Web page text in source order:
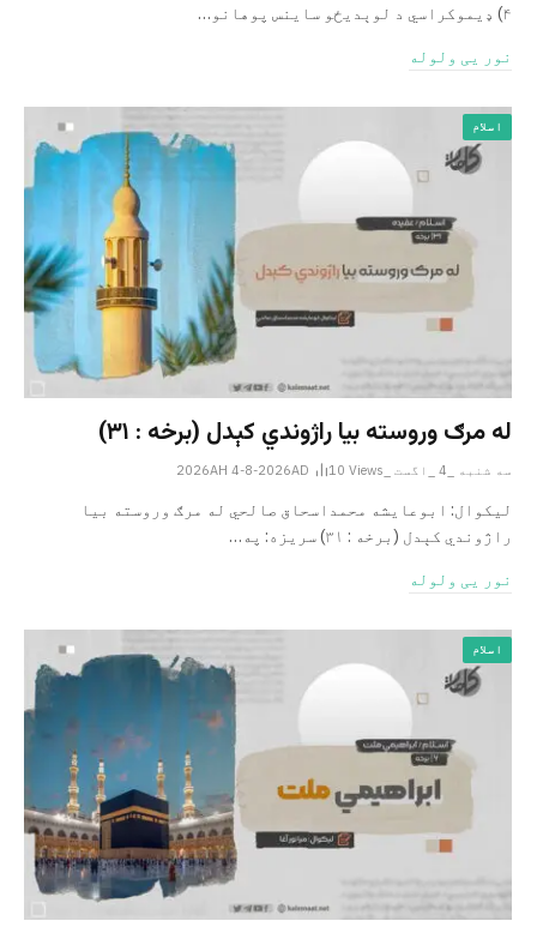
۴) ډیموکراسي د لوېدیځو ساینس پوهانو…
نور یی ولوله
اسلام
له مرګ وروسته بیا راژوندي کېدل (برخه : ۳۱)
سه شنبه _4 _اگست _2026AH 4-8-2026AD 10 Views
لیکوال: ابوعایشه محمداسحاق صالحي له مرګ وروسته بیا
راژوندي کېدل (برخه : ۳۱) سریزه: په…
نور یی ولوله
اسلام